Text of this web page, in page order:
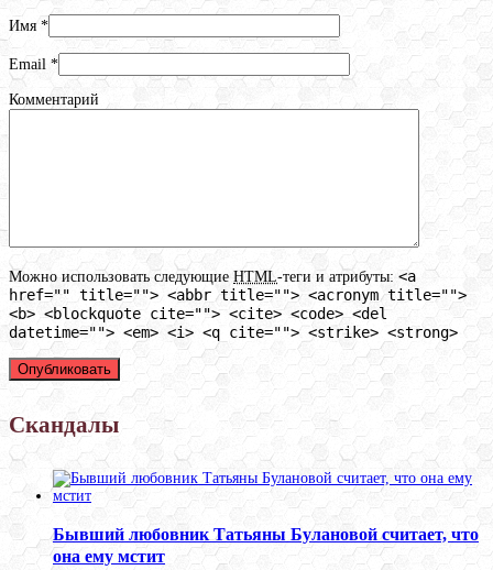
Имя *
Email *
Комментарий
Можно использовать следующие HTML-теги и атрибуты: <a
href="" title=""> <abbr title=""> <acronym title="">
<b> <blockquote cite=""> <cite> <code> <del
datetime=""> <em> <i> <q cite=""> <strike> <strong>
Скандалы
Бывший любовник Татьяны Булановой считает, что
она ему мстит